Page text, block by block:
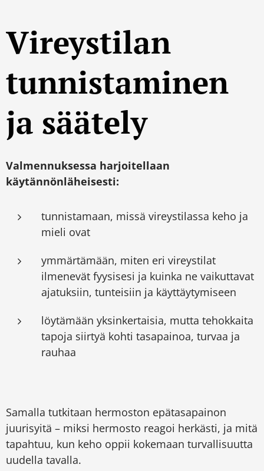
Vireystilan
tunnistaminen
ja säätely
Valmennuksessa harjoitellaan
käytännönläheisesti:
tunnistamaan, missä vireystilassa keho ja
mieli ovat
ymmärtämään, miten eri vireystilat
ilmenevät fyysisesi ja kuinka ne vaikuttavat
ajatuksiin, tunteisiin ja käyttäytymiseen
löytämään yksinkertaisia, mutta tehokkaita
tapoja siirtyä kohti tasapainoa, turvaa ja
rauhaa
Samalla tutkitaan hermoston epätasapainon
juurisyitä – miksi hermosto reagoi herkästi, ja mitä
tapahtuu, kun keho oppii kokemaan turvallisuutta
uudella tavalla.